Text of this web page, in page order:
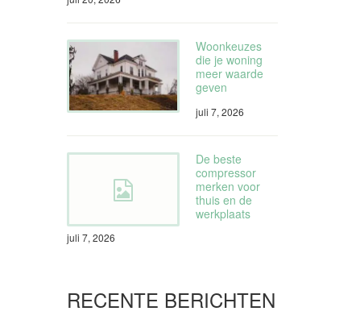
Woonkeuzes
die je woning
meer waarde
geven
juli 7, 2026
De beste
compressor
merken voor
thuis en de
werkplaats
juli 7, 2026
RECENTE BERICHTEN